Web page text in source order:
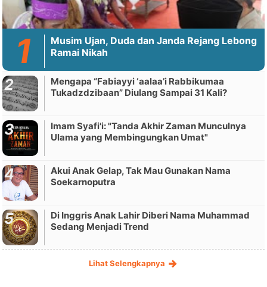
Musim Ujan, Duda dan Janda Rejang Lebong
Ramai Nikah
Mengapa “Fabiayyi ‘aalaa’i Rabbikumaa
Tukadzdzibaan” Diulang Sampai 31 Kali?
Imam Syafi'i: "Tanda Akhir Zaman Munculnya
Ulama yang Membingungkan Umat"
Akui Anak Gelap, Tak Mau Gunakan Nama
Soekarnoputra
Di Inggris Anak Lahir Diberi Nama Muhammad
Sedang Menjadi Trend
Lihat Selengkapnya